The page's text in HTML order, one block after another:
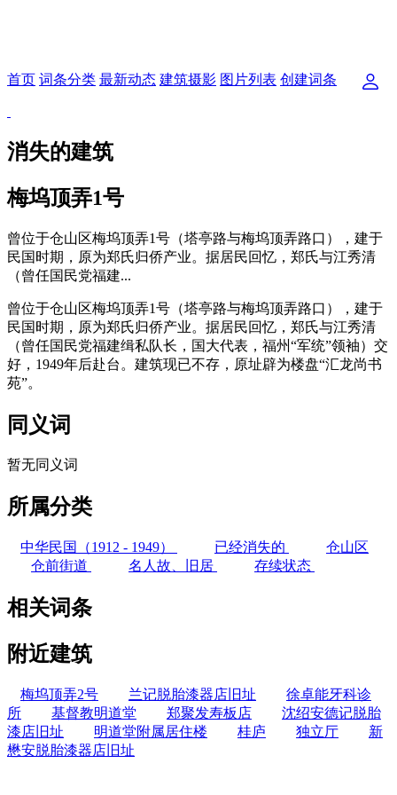
首页 词条分类 最新动态 建筑摄影 图片列表 创建词条
消失的建筑
梅坞顶弄1号
曾位于仓山区梅坞顶弄1号（塔亭路与梅坞顶弄路口），建于
民国时期，原为郑氏归侨产业。据居民回忆，郑氏与江秀清
（曾任国民党福建...
曾位于仓山区梅坞顶弄1号（塔亭路与梅坞顶弄路口），建于
民国时期，原为郑氏归侨产业。据居民回忆，郑氏与江秀清
（曾任国民党福建缉私队长，国大代表，福州“军统”领袖）交
好，1949年后赴台。建筑现已不存，原址辟为楼盘“汇龙尚书
苑”。
同义词
暂无同义词
所属分类
中华民国（1912 - 1949） 已经消失的
仓山区
仓前街道
名人故、旧居 存续状态
相关词条
附近建筑
梅坞顶弄2号 兰记脱胎漆器店旧址
徐卓能牙科诊
所
基督教明道堂 郑聚发寿板店
沈绍安德记脱胎
漆店旧址
明道堂附属居住楼 桂庐 独立厅
新
懋安脱胎漆器店旧址